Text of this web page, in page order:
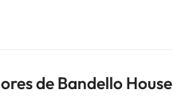
de Bandello